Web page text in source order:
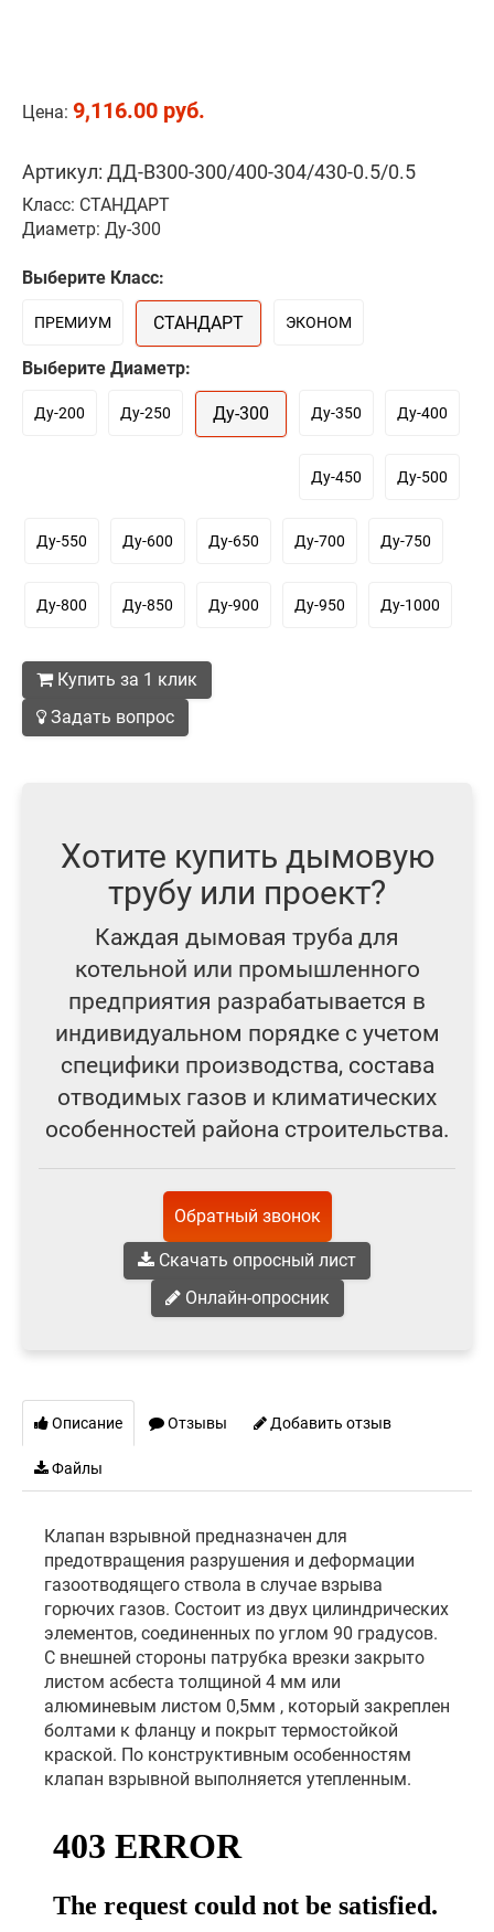
Цена: 9,116.00 руб.
Артикул: ДД-В300-300/400-304/430-0.5/0.5
Класс: СТАНДАРТ
Диаметр: Ду-300
Выберите Класс:
ПРЕМИУМ СТАНДАРТ ЭКОНОМ
Выберите Диаметр:
Ду-200 Ду-250 Ду-300 Ду-350 Ду-400
Ду-450 Ду-500
Ду-550 Ду-600 Ду-650 Ду-700 Ду-750
Ду-800 Ду-850 Ду-900 Ду-950 Ду-1000
Купить за 1 клик
Задать вопрос
Хотите купить дымовую
трубу или проект?
Каждая дымовая труба для
котельной или промышленного
предприятия разрабатывается в
индивидуальном порядке с учетом
специфики производства, состава
отводимых газов и климатических
особенностей района строительства.
Обратный звонок
Скачать опросный лист
Онлайн-опросник
Описание Отзывы Добавить отзыв
Файлы
Клапан взрывной предназначен для
предотвращения разрушения и деформации
газоотводящего ствола в случае взрыва
горючих газов. Состоит из двух цилиндрических
элементов, соединенных по углом 90 градусов.
C внешней стороны патрубка врезки закрыто
листом асбеста толщиной 4 мм или
алюминевым листом 0,5мм , который закреплен
болтами к фланцу и покрыт термостойкой
краской. По конструктивным особенностям
клапан взрывной выполняется утепленным.